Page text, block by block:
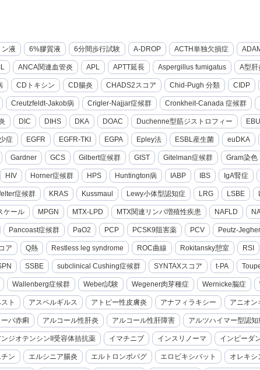
液 6%膠質液 6分間歩行試験 A-DROP ACTH単独欠損症
ANCA関連血管炎 APL APTT延長 Aspergillus fumigatus A型肝
CDトキシン CD腸炎 CHADS2スコア Chid-Pugh 分類 CIDP
Creutzfeldt-Jakob病 Crigler-Najjar症候群 Cronkheit-Canada 症候群
DIC DIHS DKA DOAC Duchenne型筋ジストロフィー
症 EGFR EGFR-TKI EGPA Epley法 ESBL産生菌 euDKA
Gardner GCS Gilbert症候群 GIST Gitelman症候群 Gram染色
HIV Horner症候群 HPS Huntington病 IABP IBS IgA腎症
症候群 KRAS Kussmaul Lewy小体型認知症 LRG LSBE
ケール MPGN MTX-LPD MTX関連リンパ増殖性疾患 NAFLD
Pancoast症候群 PaO2 PCP PCSK9阻害薬 PCV Peutz-
ア Q熱 Restless leg syndrome ROC曲線 Rokitansky憩室 RSI
SSBE subclinical Cushing症候群 SYNTAXスコア t-PA
Wallenberg症候群 Weber試験 Wegener肉芽種症 Wernicke脳症
ト アスペルギルス アトピー性皮膚炎 アナフィラキシー アニオン
バ赤痢 アルコール性肝炎 アルコール性肝障害 アルツハイマー型認知
ンジオテンシンII受容体拮抗薬 イマチニブ インスリノーマ インピーダ
ン エルシニア腸炎 エルトロンボパグ エロビキシバット オレキシ